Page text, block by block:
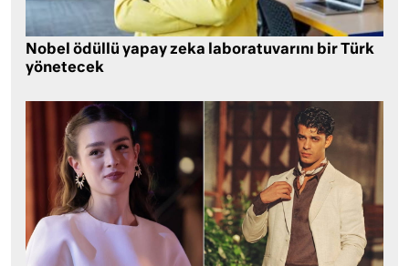
Nobel ödüllü yapay zeka laboratuvarını bir Türk
yönetecek